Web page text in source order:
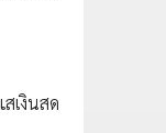
เงินสด